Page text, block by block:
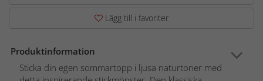
Lägg till i favoriter
Produktinformation
Sticka din egen sommartopp i ljusa naturtoner med